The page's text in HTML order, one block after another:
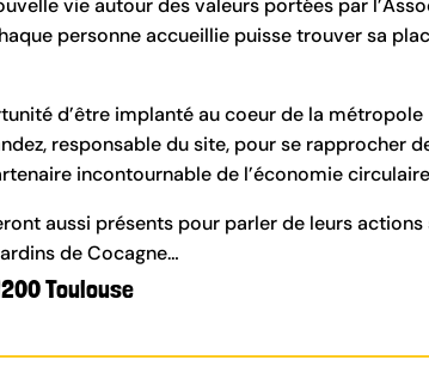
vie autour des valeurs portées par
personne accueillie puisse trouver sa
d’être implanté au coeur de la métropole
responsable du site, pour se rapprocher
incontournable de l’économie
aussi présents pour parler de leurs actions
de Cocagne…
Toulouse